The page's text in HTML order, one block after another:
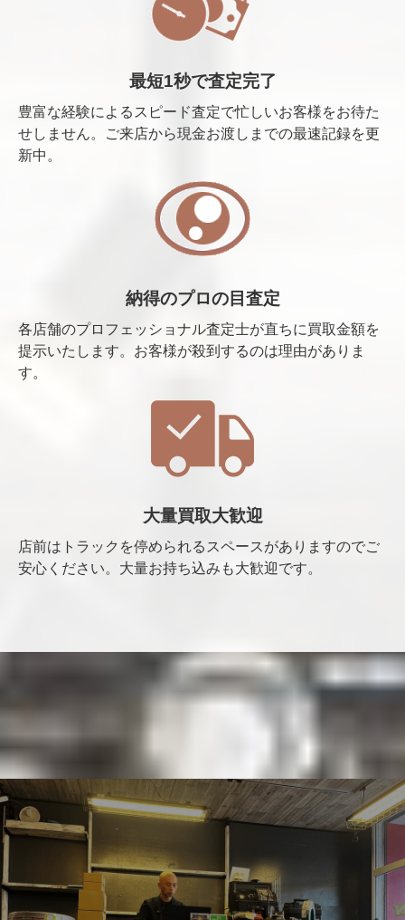
最短1秒で査定完了
豊富な経験によるスピード査定で忙しいお客様をお待た
せしません。ご来店から現金お渡しまでの最速記録を更
新中。
納得のプロの目査定
各店舗のプロフェッショナル査定士が直ちに買取金額を
提示いたします。お客様が殺到するのは理由がありま
す。
大量買取大歓迎
店前はトラックを停められるスペースがありますのでご
安心ください。大量お持ち込みも大歓迎です。